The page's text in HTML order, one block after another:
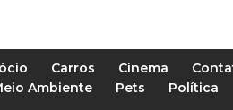
Carros Cinema
Ambiente Pets Política